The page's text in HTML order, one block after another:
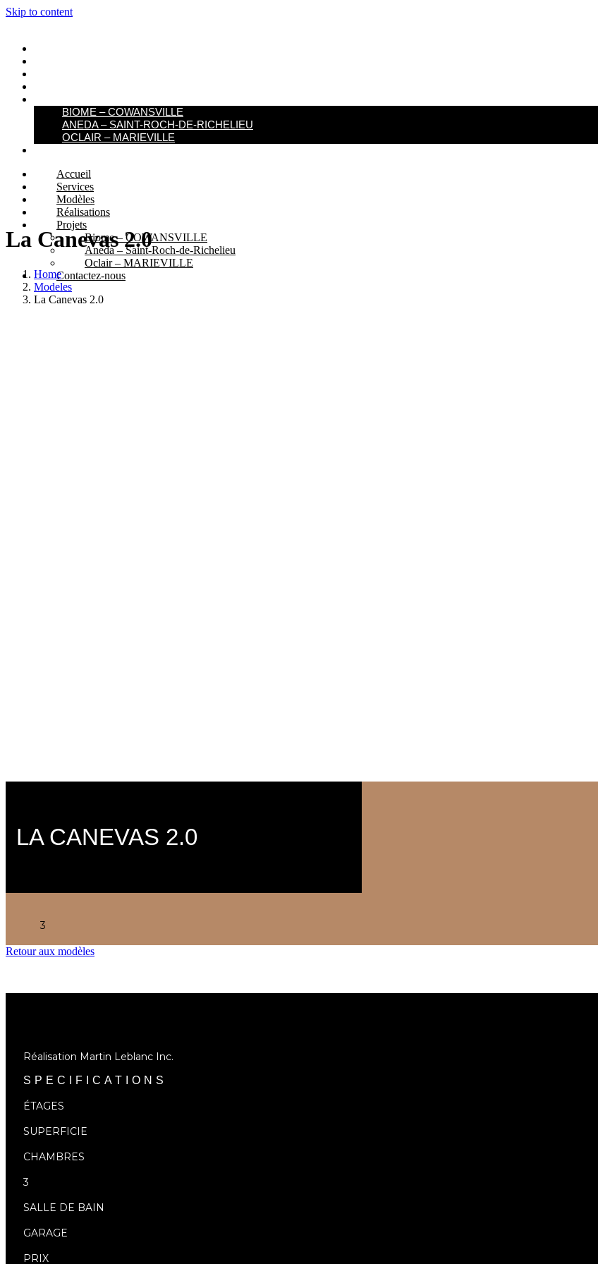
Skip to content
BIOME – COWANSVILLE​
ANEDA – SAINT-ROCH-DE-RICHELIEU
OCLAIR – MARIEVILLE
Accueil
Services
Modèles
Réalisations
Projets
Biome – COWANSVILLE​
Aneda – Saint-Roch-de-Richelieu
Oclair – MARIEVILLE
Contactez-nous
La Canevas 2.0
Home
Modeles
La Canevas 2.0
LA CANEVAS 2.0
3
Retour aux modèles
Réalisation Martin Leblanc Inc.
SPECIFICATIONS
ÉTAGES
SUPERFICIE
CHAMBRES
3
SALLE DE BAIN
GARAGE
PRIX